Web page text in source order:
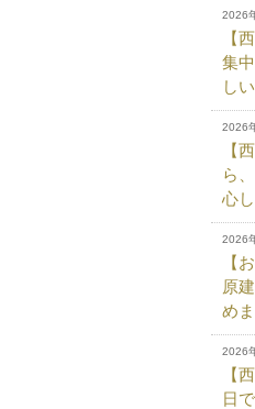
2026
【
集
し
2026
【
ら
心
2026
【
原
め
2026
【
日